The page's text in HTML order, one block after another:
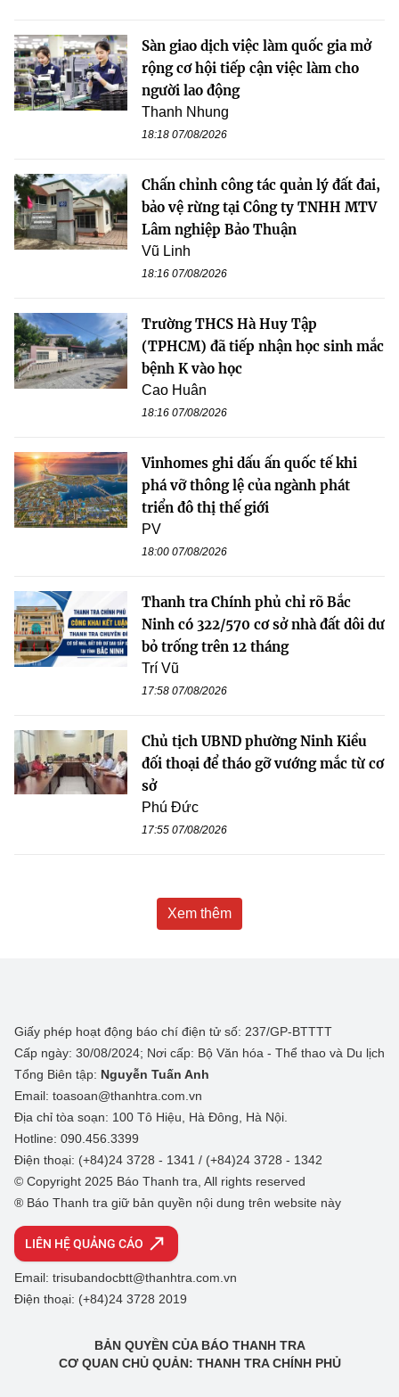
Sàn giao dịch việc làm quốc gia mở
rộng cơ hội tiếp cận việc làm cho
người lao động
Thanh Nhung
18:18 07/08/2026
Chấn chỉnh công tác quản lý đất đai,
bảo vệ rừng tại Công ty TNHH MTV
Lâm nghiệp Bảo Thuận
Vũ Linh
18:16 07/08/2026
Trường THCS Hà Huy Tập
(TPHCM) đã tiếp nhận học sinh mắc
bệnh K vào học
Cao Huân
18:16 07/08/2026
Vinhomes ghi dấu ấn quốc tế khi
phá vỡ thông lệ của ngành phát
triển đô thị thế giới
PV
18:00 07/08/2026
Thanh tra Chính phủ chỉ rõ Bắc
Ninh có 322/570 cơ sở nhà đất dôi dư
bỏ trống trên 12 tháng
Trí Vũ
17:58 07/08/2026
Chủ tịch UBND phường Ninh Kiều
đối thoại để tháo gỡ vướng mắc từ cơ
sở
Phú Đức
17:55 07/08/2026
Xem thêm
Giấy phép hoạt động báo chí điện tử số: 237/GP-BTTTT
Cấp ngày: 30/08/2024; Nơi cấp: Bộ Văn hóa - Thể thao và Du lịch
Tổng Biên tập: Nguyễn Tuấn Anh
Email: toasoan@thanhtra.com.vn
Địa chỉ tòa soạn: 100 Tô Hiệu, Hà Đông, Hà Nội.
Hotline: 090.456.3399
Điện thoại: (+84)24 3728 - 1341 / (+84)24 3728 - 1342
© Copyright 2025 Báo Thanh tra, All rights reserved
® Báo Thanh tra giữ bản quyền nội dung trên website này
LIÊN HỆ QUẢNG CÁO
Email: trisubandocbtt@thanhtra.com.vn
Điện thoại: (+84)24 3728 2019
BẢN QUYỀN CỦA BÁO THANH TRA
CƠ QUAN CHỦ QUẢN: THANH TRA CHÍNH PHỦ